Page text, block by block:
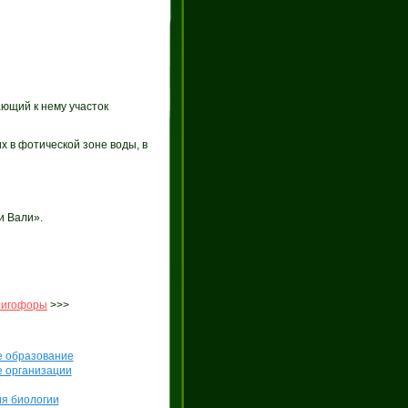
к нему участок
в фотической зоне воды, в
Вали».
>>>
образование
организации
биологии